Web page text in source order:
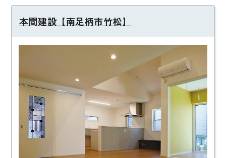
本間建設【南足柄市竹松】